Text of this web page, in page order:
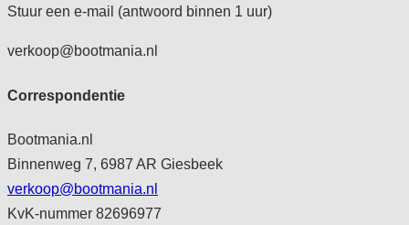
Stuur een e-mail (antwoord binnen 1 uur)
verkoop@bootmania.nl
Correspondentie
Bootmania.nl
Binnenweg 7, 6987 AR Giesbeek
verkoop@bootmania.nl
KvK-nummer 82696977